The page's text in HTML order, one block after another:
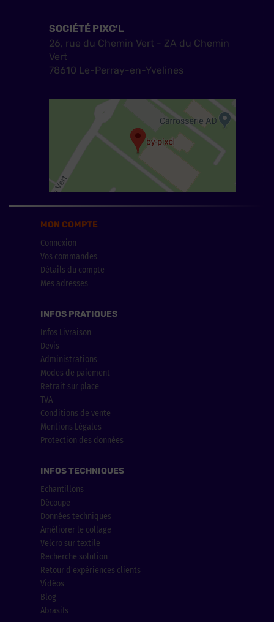
SOCIÉTÉ PIXC'L
26, rue du Chemin Vert - ZA du Chemin
Vert
78610 Le-Perray-en-Yvelines
MON COMPTE
Connexion
Vos commandes
Détails du compte
Mes adresses
INFOS PRATIQUES
Infos Livraison
Devis
Administrations
Modes de paiement
Retrait sur place
TVA
Conditions de vente
Mentions Légales
Protection des données
INFOS TECHNIQUES
Echantillons
Découpe
Données techniques
Améliorer le collage
Velcro sur textile
Recherche solution
Retour d'expériences clients
Vidéos
Blog
Abrasifs